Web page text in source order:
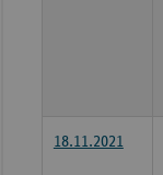
18.11.2021